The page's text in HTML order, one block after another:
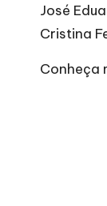
José
Cristina
Conheça